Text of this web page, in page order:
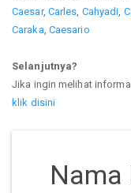
Caesar, Carles Cahyadi
Caraka Caesario
Selanjutnya?
Jika ingin melihat
klik disini
Nama